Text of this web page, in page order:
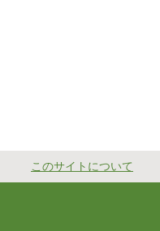
このサイトについて